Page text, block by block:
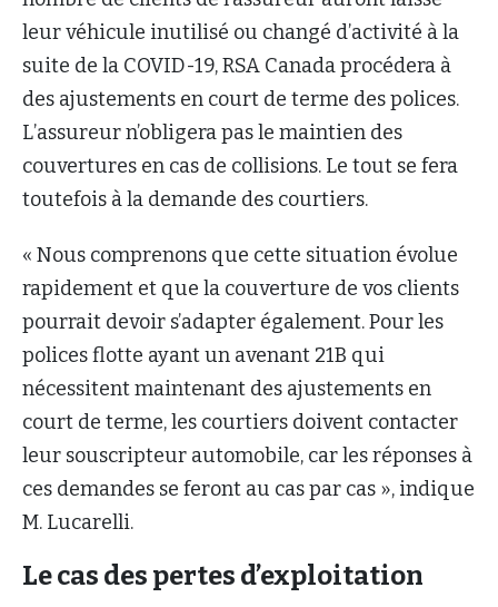
leur véhicule inutilisé ou changé d’activité à la
suite de la COVID-19, RSA Canada procédera à
des ajustements en court de terme des polices.
L’assureur n’obligera pas le maintien des
couvertures en cas de collisions. Le tout se fera
toutefois à la demande des courtiers.
« Nous comprenons que cette situation évolue
rapidement et que la couverture de vos clients
pourrait devoir s’adapter également. Pour les
polices flotte ayant un avenant 21B qui
nécessitent maintenant des ajustements en
court de terme, les courtiers doivent contacter
leur souscripteur automobile, car les réponses à
ces demandes se feront au cas par cas », indique
M. Lucarelli.
Le cas des pertes d’exploitation